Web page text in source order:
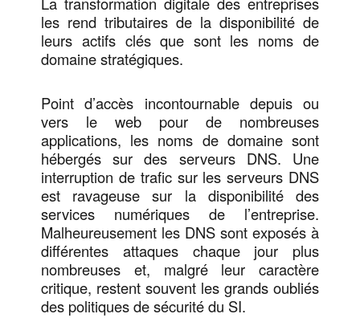
les rend tributaires de la disponibilité de
leurs actifs clés que sont les noms de
domaine stratégiques.
Point d’accès incontournable depuis ou
vers le web pour de nombreuses
applications, les noms de domaine sont
hébergés sur des serveurs DNS. Une
interruption de trafic sur les serveurs DNS
est ravageuse sur la disponibilité des
services numériques de l’entreprise.
Malheureusement les DNS sont exposés à
différentes attaques chaque jour plus
nombreuses et, malgré leur caractère
critique, restent souvent les grands oubliés
des politiques de sécurité du SI.